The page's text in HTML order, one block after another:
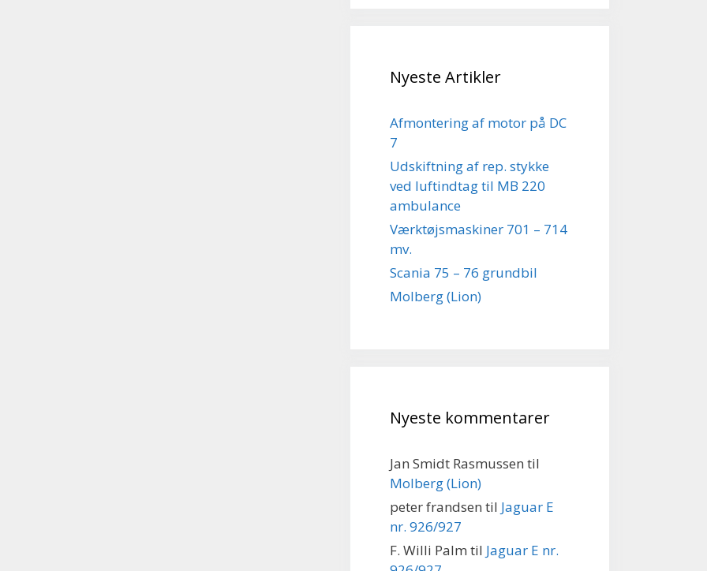
Nyeste Artikler
Afmontering af motor på DC
7
Udskiftning af rep. stykke
ved luftindtag til MB 220
ambulance
Værktøjsmaskiner 701 – 714
mv.
Scania 75 – 76 grundbil
Molberg (Lion)
Nyeste kommentarer
Jan Smidt Rasmussen til
Molberg (Lion)
peter frandsen til Jaguar E
nr. 926/927
F. Willi Palm til Jaguar E nr.